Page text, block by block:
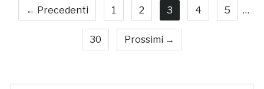
← Precedenti 1 2 3 4 5 …
30 Prossimi →